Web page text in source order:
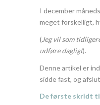
I december
meget forskelligt,
(Jeg vil som
udføre dagligt).
Denne artikel er
sidde fast, og
De første skridt